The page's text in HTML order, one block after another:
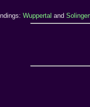
Wuppertal and